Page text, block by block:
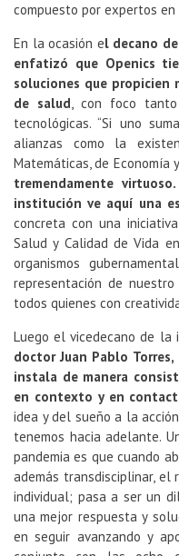
compuesto por expertos
En la ocasión el decano
enfatizó que Openics
soluciones que propicien
de salud, con foco
tecnológicas. “Si uno
alianzas como la
Matemáticas, de Economía
tremendamente
institución ve aquí una
concreta con una
Salud y Calidad de Vida
organismos
representación de
todos quienes con
Luego el vicedecano de
doctor Juan Pablo
instala de manera
en contexto y en
idea y del sueño a la
tenemos hacia adelante.
pandemia es que cuando
además transdisciplinar, el
individual; pasa a ser un
una mejor respuesta y
en seguir avanzando y